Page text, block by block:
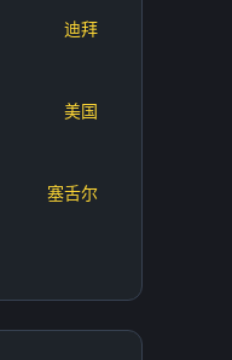
迪拜
美国
塞舌尔